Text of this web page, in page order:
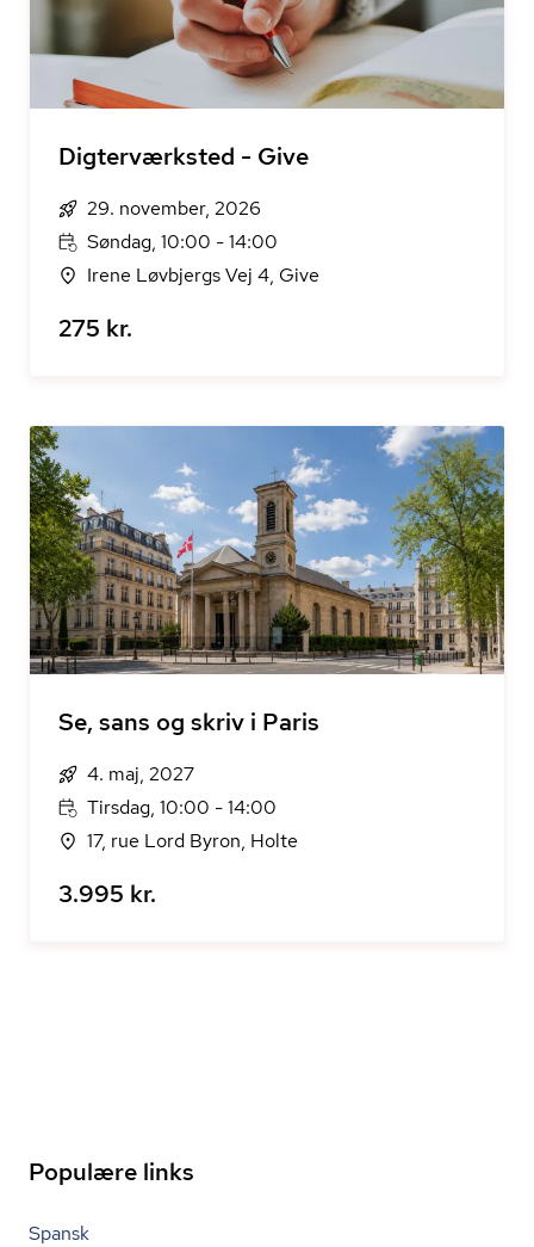
Digterværksted - Give
29. november, 2026
Søndag, 10:00 - 14:00
Irene Løvbjergs Vej 4, Give
275 kr.
Se, sans og skriv i Paris
4. maj, 2027
Tirsdag, 10:00 - 14:00
17, rue Lord Byron, Holte
3.995 kr.
Populære links
Spansk